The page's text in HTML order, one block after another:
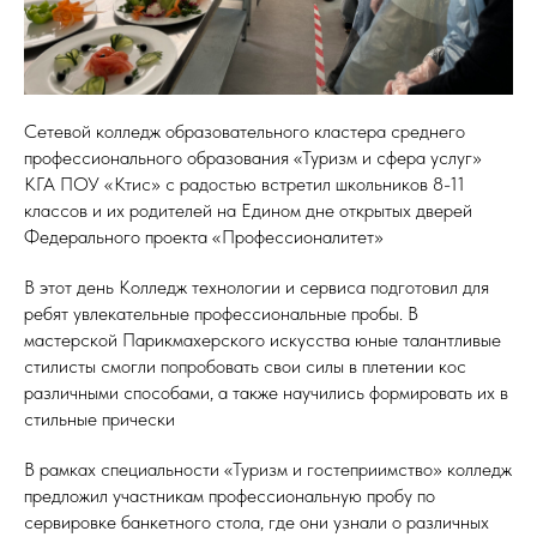
Сетевой колледж образовательного кластера среднего
профессионального образования «Туризм и сфера услуг»
КГА ПОУ «Ктис» с радостью встретил школьников 8-11
классов и их родителей на Едином дне открытых дверей
Федерального проекта «Профессионалитет»
В этот день Колледж технологии и сервиса подготовил для
ребят увлекательные профессиональные пробы. В
мастерской Парикмахерского искусства юные талантливые
стилисты смогли попробовать свои силы в плетении кос
различными способами, а также научились формировать их в
стильные прически
В рамках специальности «Туризм и гостеприимство» колледж
предложил участникам профессиональную пробу по
сервировке банкетного стола, где они узнали о различных